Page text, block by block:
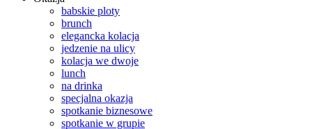
babskie ploty
brunch
elegancka kolacja
jedzenie na ulicy
kolacja we dwoje
lunch
na drinka
specjalna okazja
spotkanie biznesowe
spotkanie w grupie